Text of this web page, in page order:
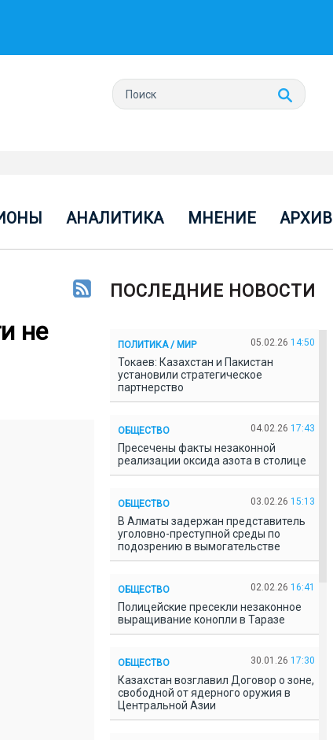
АНАЛИТИКА МНЕНИЕ АРХИВ
не
ПОСЛЕДНИЕ НОВОСТИ
ПОЛИТИКА / МИР 05.02.26 14:50
Токаев: Казахстан и Пакистан
установили стратегическое
партнерство
ОБЩЕСТВО 04.02.26 17:43
Пресечены факты незаконной
реализации оксида азота в столице
ОБЩЕСТВО 03.02.26 15:13
В Алматы задержан представитель
уголовно-преступной среды по
подозрению в вымогательстве
ОБЩЕСТВО 02.02.26 16:41
Полицейские пресекли незаконное
выращивание конопли в Таразе
ОБЩЕСТВО 30.01.26 17:30
Казахстан возглавил Договор о зоне,
свободной от ядерного оружия в
Центральной Азии